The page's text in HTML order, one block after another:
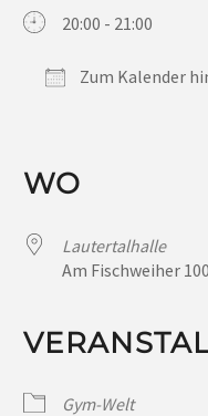
20:00 - 21:00
Zum Kalender
WO
Lautertalhalle
Am Fischweiher
Gym-Welt